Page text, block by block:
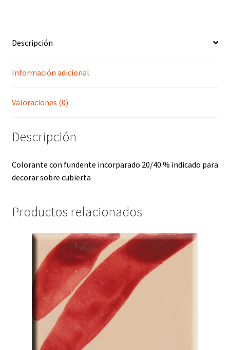
Descripción
Información adicional
Valoraciones (0)
Descripción
Colorante con fundente incorparado 20/40 % indicado para
decorar sobre cubierta
Productos relacionados